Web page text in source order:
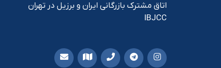
اتاق مشترک بازرگانی ایران و برزیل در تهران
IBJCC